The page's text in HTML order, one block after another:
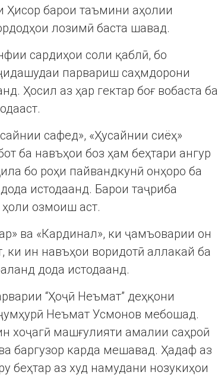
Ҳисор барои таъмини аҳолии
лозимӣ баста шавад.
сардиҳои соли қаблӣ, бо
парвариш саҳмдорони
Ҳосил аз ҳар гектар боғ вобаста ба
сафед», «Ҳусайнии сиёҳ»
ба навъҳои боз ҳам беҳтари ангур
бо роҳи пайвандкунӣ онҳоро ба
дода истодаанд. Барои таҷриба
озмоиш аст.
ва «Кардинал», ки ҷамъоварии он
ки ин навъҳои воридотӣ аллакай ба
дода истодаанд.
“Ҳоҷӣ Неъмат” деҳқони
Неъмат Усмонов мебошад.
хоҷагӣ машғулияти амалии саҳроӣ
баргузор карда мешавад. Ҳадаф аз
беҳтар аз худ намудани нозукиҳои